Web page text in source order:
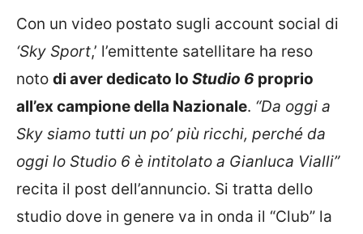
Con un video postato sugli account social di
‘Sky Sport,’ l’emittente satellitare ha reso
noto di aver dedicato lo Studio 6 proprio
all’ex campione della Nazionale. “Da oggi a
Sky siamo tutti un po’ più ricchi, perché da
oggi lo Studio 6 è intitolato a Gianluca Vialli”
recita il post dell’annuncio. Si tratta dello
studio dove in genere va in onda il “Club” la